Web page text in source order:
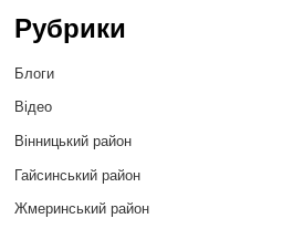
Рубрики
Блоги
Відео
Вінницький район
Гайсинський район
Жмеринський район